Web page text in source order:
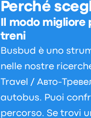
Perché
Il modo
treni
Busbud è uno
nelle nostre
Travel / Авто-
autobus. Puoi
percorso. Se trovi